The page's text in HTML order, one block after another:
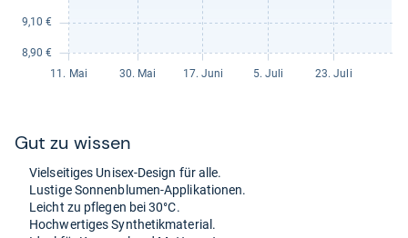
Gut zu wis­sen
Viel­sei­ti­ges Uni­sex-​Design für alle.
Lus­tige Son­nen­blu­men-​Appli­ka­tio­nen.
Leicht zu pfle­gen bei 30°C.
Hoch­wer­ti­ges Syn­the­tik­ma­te­rial.